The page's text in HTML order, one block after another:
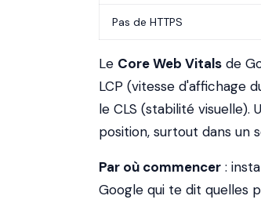
Pas de HTTPS
Le Core Web Vitals de
LCP (vitesse d'affichage
le CLS (stabilité visuelle).
position, surtout dans un
Par où commencer :
Google qui te dit quelles